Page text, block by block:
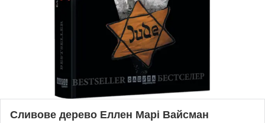
Сливове дерево Еллен Марі Вайсман